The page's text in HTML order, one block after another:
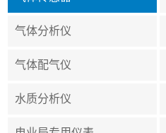
气体分析仪
气体配气仪
水质分析仪